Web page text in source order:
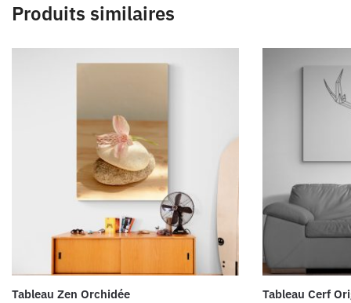
Produits similaires
Tableau Zen Orchidée Tableau Cerf